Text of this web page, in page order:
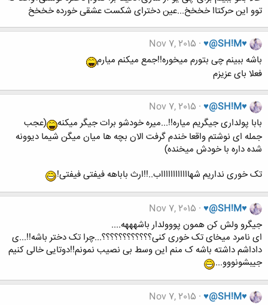
توو این حرکتاا خخخخ...عین دخترای شکست عشقی خورده خخخخ
♥@SH!M♥
Nov 7, 2015
باشه ببینم چی بتورم میخوره!!جمع میکنم میارم
فعلا بای عزیزم
♥@SH!M♥
Nov 7, 2015
بابا پولداری جیگریم میاره!!...میره خودشو برات جیگر میکنه
(عجب
جمله ای نوشتم واقعا خندم گرفت الان بچه ها میان میگن شیما دیوونه
شده داره با خودش میخنده)
تک خوری نداریم شهااااااااااااب..!!ارث باباهه فیفتی فیفتی!
♥@SH!M♥
Nov 7, 2015
جیگرو ولش کن همون پووولدار باشهههه....
ای نامرد میخای تک خوری کنی؟؟؟؟؟؟؟؟؟؟؟؟...چرا تک دختر باشه!!...ی
داداشم داشته باشه ک منم این وسط بی نصیب نمونم!!دوتایی خالی کنیم
جیبشونووو...
♥@SH!M♥
Nov 7, 2015